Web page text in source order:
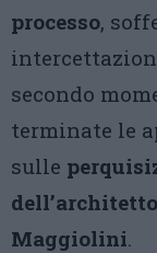
processo,
secondo
terminate le
sulle
Maggiolini.